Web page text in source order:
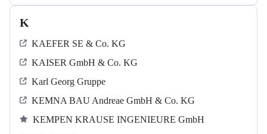
K
KAEFER SE & Co. KG
KAISER GmbH & Co. KG
Karl Georg Gruppe
KEMNA BAU Andreae GmbH & Co. KG
KEMPEN KRAUSE INGENIEURE GmbH